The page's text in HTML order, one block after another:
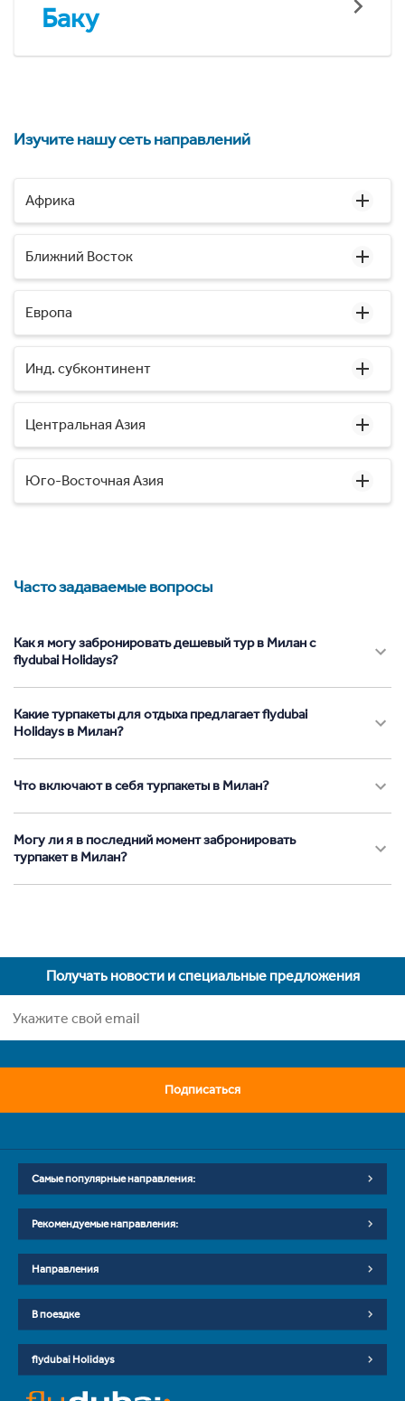
Баку
Изучите нашу сеть направлений
Африка
Ближний Восток
Европа
Инд. субконтинент
Центральная Азия
Юго-Восточная Азия
Часто задаваемые вопросы
Как я могу забронировать дешевый тур в Милан с
flydubai Holidays?
Какие турпакеты для отдыха предлагает flydubai
Holidays в Милан?
Что включают в себя турпакеты в Милан?
Могу ли я в последний момент забронировать
турпакет в Милан?
Получать новости и специальные предложения
Подписаться
Самые популярные направления:
Рекомендуемые направления:
Направления
В поездке
flydubai Holidays